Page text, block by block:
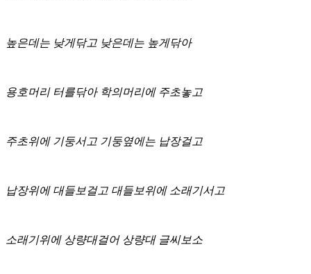
높은데는 낮게닦고 낮은데는 높게닦아
용호머리 터를닦아 학의머리에 주초놓고
주초위에 기둥서고 기둥옆에는 납장걸고
납장위에 대들보걸고 대들보위에 소래기서고
소래기위에 상량대걸어 상량대 글씨보소